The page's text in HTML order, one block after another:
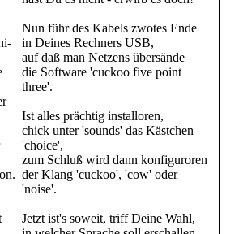
Nun führ des Kabels zwotes Ende
in Deines Rechners USB,
auf daß man Netzens übersände
die Software 'cuckoo five point
three'.
Ist alles prächtig installoren,
chick unter 'sounds' das Kästchen
'choice',
zum Schluß wird dann konfiguroren
der Klang 'cuckoo', 'cow' oder
'noise'.
Jetzt ist's soweit, triff Deine Wahl,